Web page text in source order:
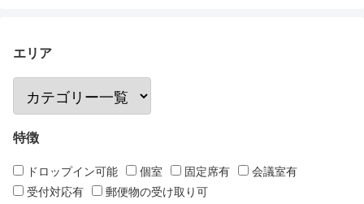
エリア
特徴
ドロップイン可能 個室 固定席有
会議室有
受付対応有
郵便物の受け取り可